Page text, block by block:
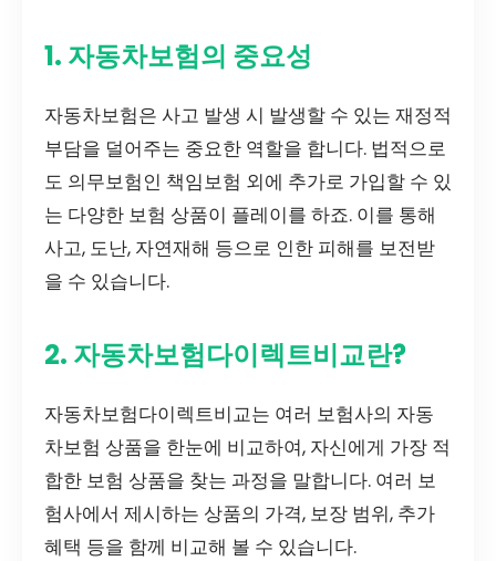
1. 자동차보험의 중요성
자동차보험은 사고 발생 시 발생할 수 있는 재정적
부담을 덜어주는 중요한 역할을 합니다. 법적으로
도 의무보험인 책임보험 외에 추가로 가입할 수 있
는 다양한 보험 상품이 플레이를 하죠. 이를 통해
사고, 도난, 자연재해 등으로 인한 피해를 보전받
을 수 있습니다.
2. 자동차보험다이렉트비교란?
자동차보험다이렉트비교는 여러 보험사의 자동
차보험 상품을 한눈에 비교하여, 자신에게 가장 적
합한 보험 상품을 찾는 과정을 말합니다. 여러 보
험사에서 제시하는 상품의 가격, 보장 범위, 추가
혜택 등을 함께 비교해 볼 수 있습니다.